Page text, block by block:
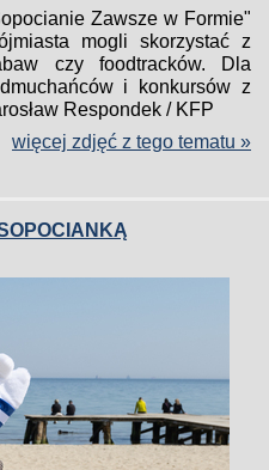
Zawsze w Formie"
mogli skorzystać z
czy foodtracków. Dla
i konkursów z
Respondek / KFP
więcej zdjęć z tego tematu »